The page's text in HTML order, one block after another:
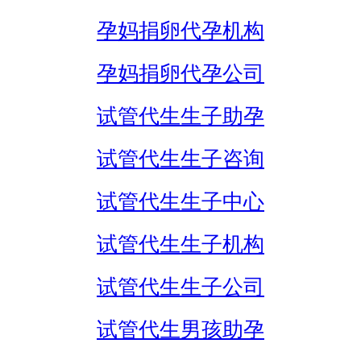
孕妈捐卵代孕机构
孕妈捐卵代孕公司
试管代生生子助孕
试管代生生子咨询
试管代生生子中心
试管代生生子机构
试管代生生子公司
试管代生男孩助孕